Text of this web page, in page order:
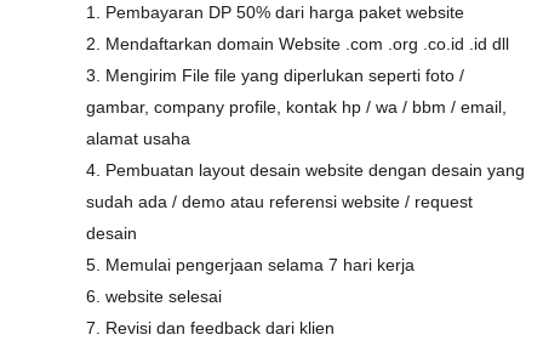
1. Pembayaran DP 50% dari harga paket website
2. Mendaftarkan domain Website .com .org .co.id .id dll
3. Mengirim File file yang diperlukan seperti foto /
gambar, company profile, kontak hp / wa / bbm / email,
alamat usaha
4. Pembuatan layout desain website dengan desain yang
sudah ada / demo atau referensi website / request
desain
5. Memulai pengerjaan selama 7 hari kerja
6. website selesai
7. Revisi dan feedback dari klien